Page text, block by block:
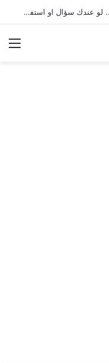
نتشرف بتلقي طلباتكم و استفسارتكم ... لو عندك سؤال او استفسار ماتدرددش فى طلب المساعدة